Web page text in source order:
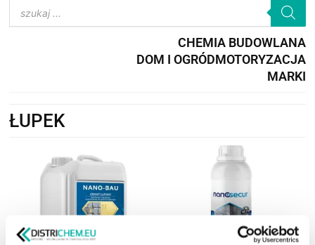
CHEMIA BUDOWLANA
DOM I OGRÓDMOTORYZACJA
MARKI
ŁUPEK